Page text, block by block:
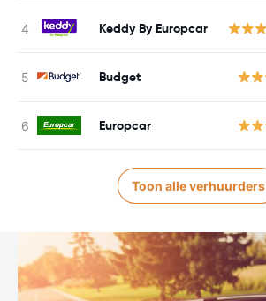
Keddy By Europcar
Budget
Europcar
Toon alle verhuurders